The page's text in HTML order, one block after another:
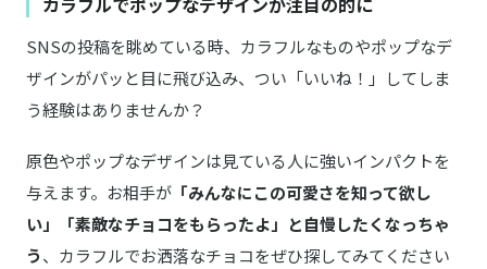
SNSの投稿を眺めている時、カラフルなものやポップなデ
ザインがパッと目に飛び込み、つい「いいね！」してしま
う経験はありませんか？
原色やポップなデザインは見ている人に強いインパクトを
与えます。お相手が 「みんなにこの可愛さを知って欲し
い」「素敵なチョコをもらったよ」と自慢したくなっちゃ
う、カラフルでお洒落なチョコをぜひ探してみてください